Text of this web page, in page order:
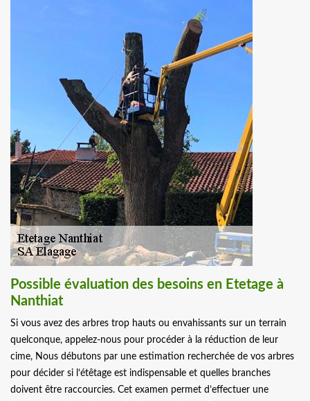
Possible évaluation des besoins en Etetage à
Nanthiat
Si vous avez des arbres trop hauts ou envahissants sur un terrain
quelconque, appelez-nous pour procéder à la réduction de leur
cime, Nous débutons par une estimation recherchée de vos arbres
pour décider si l’étêtage est indispensable et quelles branches
doivent être raccourcies. Cet examen permet d’effectuer une